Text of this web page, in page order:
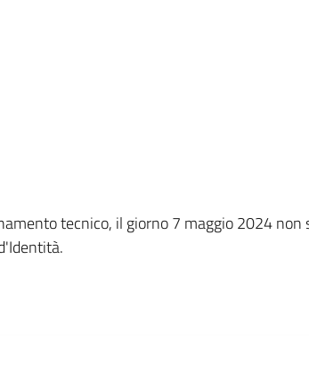
tecnico, il giorno 7 maggio 2024 non